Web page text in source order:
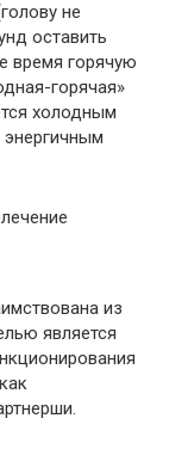
не
оставить
время горячую
горячая»
холодным
из
является